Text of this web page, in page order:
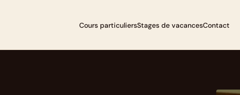
Cours particuliersStages de vacancesContact